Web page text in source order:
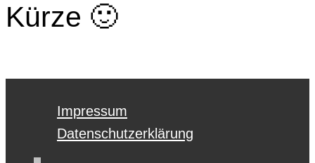
Kürze 🙂
Impressum
Datenschutzerklärung